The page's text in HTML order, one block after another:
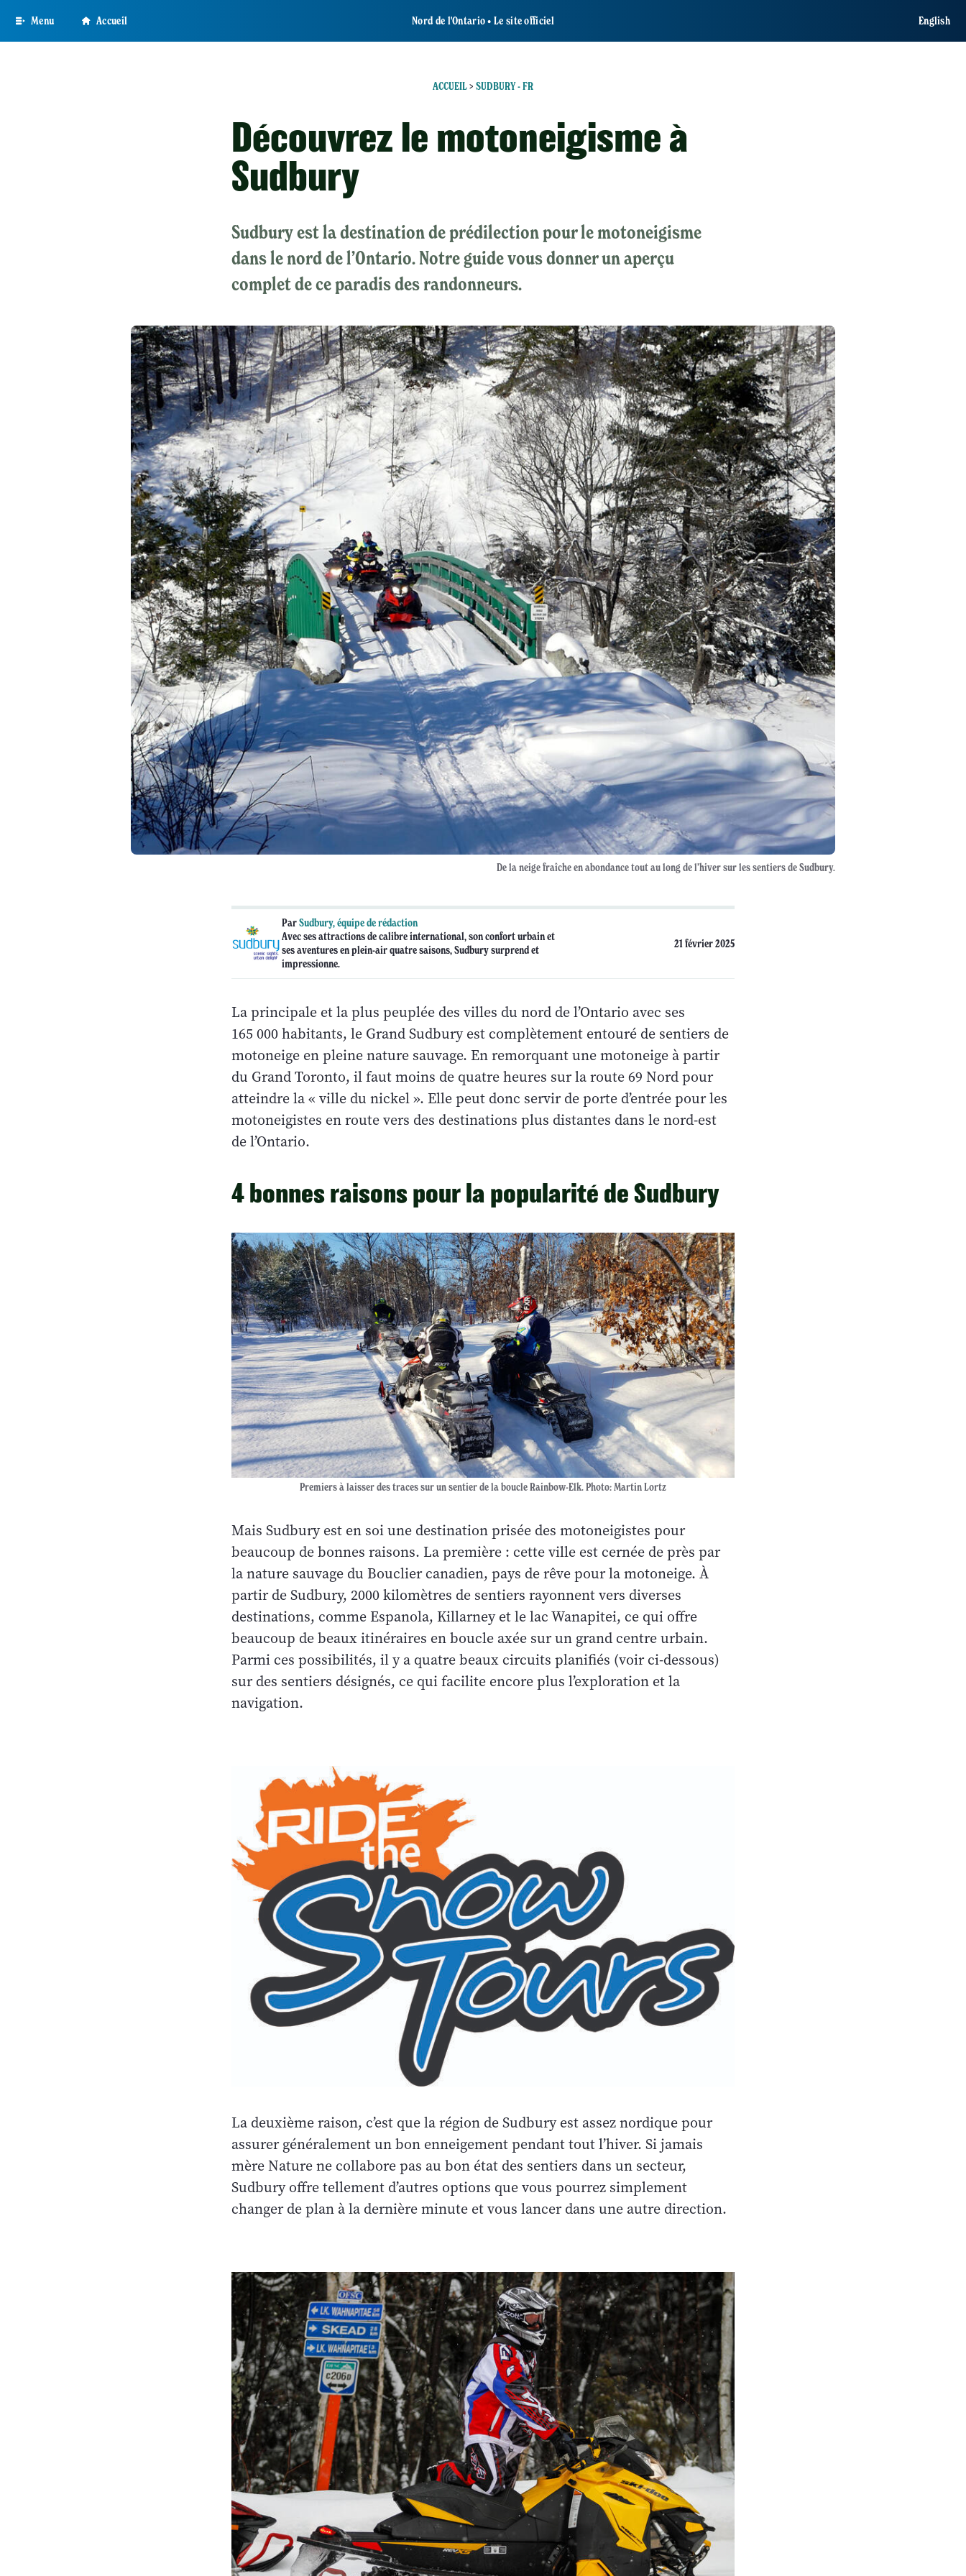
main
Menu Accueil Nord de l'Ontario • Le site officiel English
ACCUEIL> SUDBURY - FR
Découvrez le motoneigisme à
Sudbury
Sudbury est la destination de prédilection pour le motoneigisme
dans le nord de l’Ontario. Notre guide vous donner un aperçu
complet de ce paradis des randonneurs.
De la neige fraîche en abondance tout au long de l’hiver sur les sentiers de Sudbury.
ParSudbury, équipe de rédaction
Avec ses attractions de calibre international, son confort urbain et
ses aventures en plein-air quatre saisons, Sudbury surprend et
impressionne.
21 février 2025
La principale et la plus peuplée des villes du nord de l’Ontario avec ses
165 000 habitants, le Grand Sudbury est complètement entouré de sentiers de
motoneige en pleine nature sauvage. En remorquant une motoneige à partir
du Grand Toronto, il faut moins de quatre heures sur la route 69 Nord pour
atteindre la « ville du nickel ». Elle peut donc servir de porte d’entrée pour les
motoneigistes en route vers des destinations plus distantes dans le nord-est
de l’Ontario.
4 bonnes raisons pour la popularité de Sudbury
Premiers à laisser des traces sur un sentier de la boucle Rainbow-Elk. Photo: Martin Lortz
Mais Sudbury est en soi une destination prisée des motoneigistes pour
beaucoup de bonnes raisons. La première : cette ville est cernée de près par
la nature sauvage du Bouclier canadien, pays de rêve pour la motoneige. À
partir de Sudbury, 2000 kilomètres de sentiers rayonnent vers diverses
destinations, comme Espanola, Killarney et le lac Wanapitei, ce qui offre
beaucoup de beaux itinéraires en boucle axée sur un grand centre urbain.
Parmi ces possibilités, il y a quatre beaux circuits planifiés (voir ci-dessous)
sur des sentiers désignés, ce qui facilite encore plus l’exploration et la
navigation.
La deuxième raison, c’est que la région de Sudbury est assez nordique pour
assurer généralement un bon enneigement pendant tout l’hiver. Si jamais
mère Nature ne collabore pas au bon état des sentiers dans un secteur,
Sudbury offre tellement d’autres options que vous pourrez simplement
changer de plan à la dernière minute et vous lancer dans une autre direction.